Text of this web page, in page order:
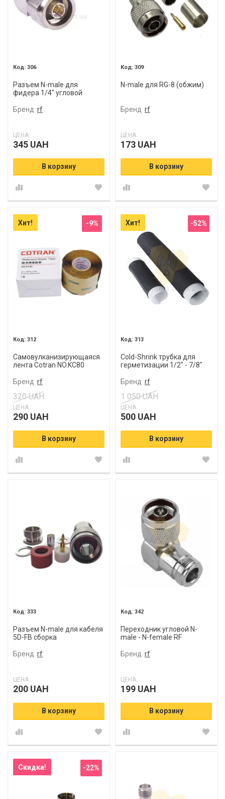
306
Разъем N-male для
фидера 1/4" угловой
Бренд rf
ЦЕНА:
345 UAH
В корзину
309
N-male для RG-8 (обжим)
Бренд rf
ЦЕНА:
173 UAH
В корзину
Хит! -9%
312
Самовулканизирующаяся
лента Cotran NO.KC80
Бренд rf
320 UAH
ЦЕНА:
290 UAH
В корзину
Хит! -52%
313
Cold-Shrink трубка для
герметизации 1/2" - 7/8"
Бренд rf
1 050 UAH
ЦЕНА:
500 UAH
В корзину
333
Разъем N-male для кабеля
5D-FB сборка
Бренд rf
ЦЕНА:
200 UAH
В корзину
342
Переходник угловой N-
male - N-female RF
Бренд rf
ЦЕНА:
199 UAH
В корзину
Скидка! -22%